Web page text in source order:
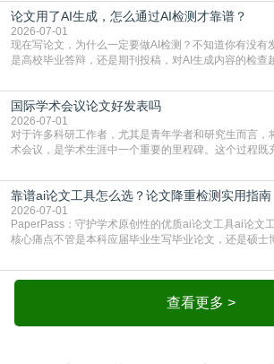
通查重查的是你的文字和已公开文献的重复比例，防的
的内容里，有多少是AI生成的，防的是过
论文用了AI生成，怎么通过AI检测才靠谱？
2026-07-01
现在写论文，为什么一定要做AI检测？不知道你有没有
是高校毕业答辩，还是期刊投稿，对AI生成内容的检查
要求修改，还差点被判定学术不规范，真的太冤了。现
刊，都已经明确出台了相关规定：如果使用AI生成内容
注，未标注的AI生成内容会被认定为不符合学
国际学术会议论文好发表吗
2026-07-01
对于许多科研工作者，尤其是青年学者和研究生而言，
术会议，是学术生涯中一个重要的里程碑。这个过程既
疑问：国际学术会议论文到底好不好发表？其价值和难
AEIC学术交流中心小编就为大家介绍“国际学术会议论
文发表的相对优势与期刊论文相比，国际会议论文的发
靠谱ai论文工具怎么选？论文降重检测实用指南
2026-07-01
PaperPass：守护学术原创性的优质ai论文工具ai论文
核心痛点不管是本科应届毕业生写毕业论文，还是硕士
自己逐句读逐句改，熬好几个大夜不说，还经常改不到
率超标，再返工太折腾。现在有了成熟的ai论文工具，
决。靠谱的ai论文工具，不止能帮你梳查看更多 >